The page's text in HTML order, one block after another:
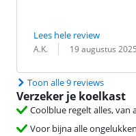
Lees hele review
Beoordeling door:
A.K.
Datum: 19 augustus 2025
Toon alle 9 reviews
Verzeker je koelkast
Coolblue regelt alles,
Voor bijna alle ongelukken